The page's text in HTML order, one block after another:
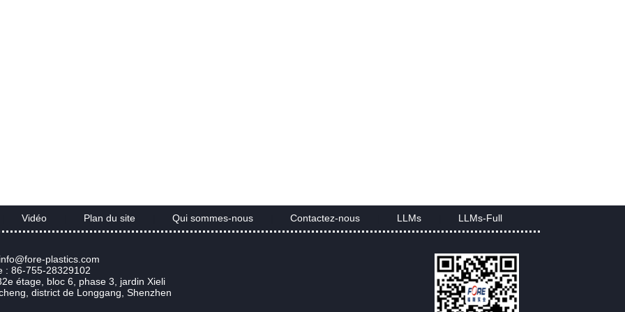
Vidéo Plan du site Qui sommes-nous Contactez-nous LLMs LLMs-Full
plastics.com
: 86-755-28329102
étage, bloc 6, phase 3, jardin Xieli
district de Longgang, Shenzhen